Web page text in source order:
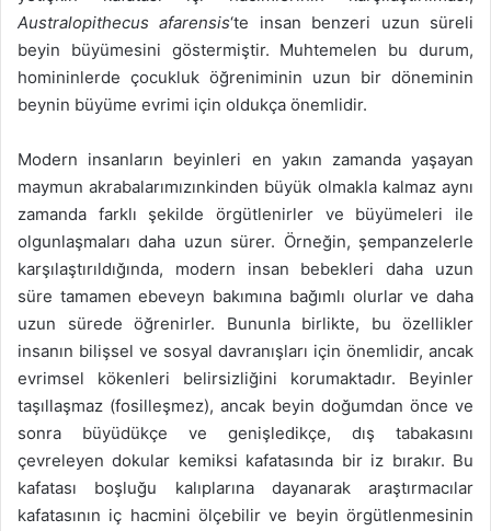
Australopithecus afarensis‘te insan benzeri uzun süreli
beyin büyümesini göstermiştir. Muhtemelen bu durum,
homininlerde çocukluk öğreniminin uzun bir döneminin
beynin büyüme evrimi için oldukça önemlidir.
Modern insanların beyinleri en yakın zamanda yaşayan
maymun akrabalarımızınkinden büyük olmakla kalmaz aynı
zamanda farklı şekilde örgütlenirler ve büyümeleri ile
olgunlaşmaları daha uzun sürer. Örneğin, şempanzelerle
karşılaştırıldığında, modern insan bebekleri daha uzun
süre tamamen ebeveyn bakımına bağımlı olurlar ve daha
uzun sürede öğrenirler. Bununla birlikte, bu özellikler
insanın bilişsel ve sosyal davranışları için önemlidir, ancak
evrimsel kökenleri belirsizliğini korumaktadır. Beyinler
taşıllaşmaz (fosilleşmez), ancak beyin doğumdan önce ve
sonra büyüdükçe ve genişledikçe, dış tabakasını
çevreleyen dokular kemiksi kafatasında bir iz bırakır. Bu
kafatası boşluğu kalıplarına dayanarak araştırmacılar
kafatasının iç hacmini ölçebilir ve beyin örgütlenmesinin